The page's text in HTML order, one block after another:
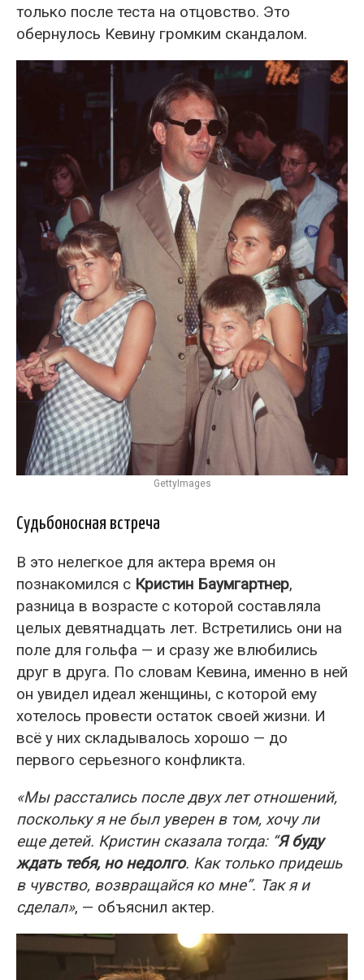
только после теста на отцовство. Это
обернулось Кевину громким скандалом.
GettyImages
Судьбоносная встреча
В это нелегкое для актера время он
познакомился с Кристин Баумгартнер,
разница в возрасте с которой составляла
целых девятнадцать лет. Встретились они на
поле для гольфа — и сразу же влюбились
друг в друга. По словам Кевина, именно в ней
он увидел идеал женщины, с которой ему
хотелось провести остаток своей жизни. И
всё у них складывалось хорошо — до
первого серьезного конфликта.
«Мы расстались после двух лет отношений,
поскольку я не был уверен в том, хочу ли
еще детей. Кристин сказала тогда: “Я буду
ждать тебя, но недолго. Как только придешь
в чувство, возвращайся ко мне”. Так я и
сделал», — объяснил актер.